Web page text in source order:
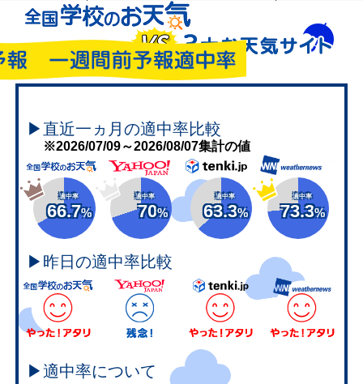
▶直近一ヵ月の適中率比較
※2026/07/09～2026/08/07集計の値
適中率
66.7%
適中率
70%
適中率
63.3%
適中率
73.3%
▶昨日の適中率比較
▶適中率について